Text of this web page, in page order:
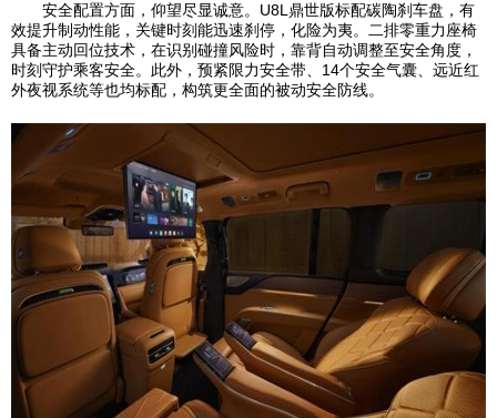
安全配置方面，仰望尽显诚意。U8L鼎世版标配碳陶刹车盘，有
效提升制动性能，关键时刻能迅速刹停，化险为夷。二排零重力座椅
具备主动回位技术，在识别碰撞风险时，靠背自动调整至安全角度，
时刻守护乘客安全。此外，预紧限力安全带、14个安全气囊、远近红
外夜视系统等也均标配，构筑更全面的被动安全防线。